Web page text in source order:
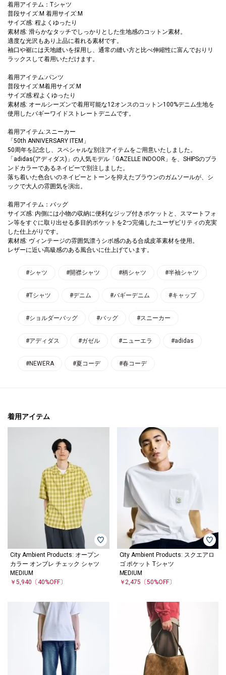
着用アイテム：Tシャツ
普段サイズ:M 着用サイズ:M
サイズ感: 程よくゆったり
素材感: 滑らかなタッチでしっかりとした生地感のコットン素材。
適度な光沢もあり上品に着れる素材です。
袖口や裾には天地縫いを採用し、通常の縫い方と比べ伸縮性に富んでおりリ
ラックスして着用いただけます。
着用アイテム:パンツ
普段サイズ:M着用サイズ:M
サイズ感:程よくゆったり
素材感: オールシーズンで着用可能な12オンスのコットン100%デニム生地を
使用したバギーワイドストレートデニムです。
着用アイテム:スニーカー
「50th ANNIVERSARY ITEM」
50周年を記念し、スペシャルな別注アイテムをご用意いたしました。
「adidas(アディダス)」の人気モデル「GAZELLE INDOOR」を、SHIPSのブラ
ンドカラーであるネイビーで別注しました。
落ち着いた色合いのネイビーとトーンを抑えたブラウンのガムソールが、シ
ックで大人の雰囲気を演出。
着用アイテム：バッグ
サイズ感: 内側には小物の収納に便利なジップ付きポケットと、スマートフォ
ン等をすぐに取り出せる多目的ポケットを2つ完備したユーザビリティの充実
した仕上がりです。
素材感: ヴィンテージの雰囲気漂うシボ感のある合成皮革素材を使用。
レザーに近い高級感のある風合いに仕上げています。
#シャツ #開襟シャツ #柄シャツ #半袖シャツ
#Tシャツ #デニム #バギーデニム #キャップ
#ショルダーバッグ #バッグ #スニーカー
#アディダス #ガゼル #ニューエラ #adidas
#NEWERA #夏コーデ #春コーデ
着用アイテム
City Ambient Products: オープン
カラー オンブレ チェック シャツ
MEDIUM
￥5,940 〔40%OFF〕
City Ambient Products: スクエアロ
ゴ ポケット Tシャツ
MEDIUM
￥2,475 〔50%OFF〕